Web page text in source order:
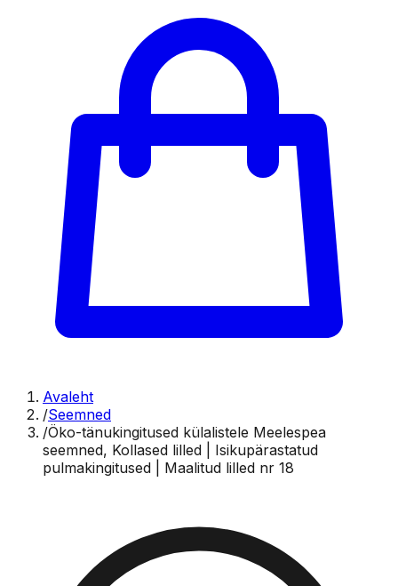
Avaleht
/Seemned
/Öko-tänukingitused külalistele Meelespea
seemned, Kollased lilled | Isikupärastatud
pulmakingitused | Maalitud lilled nr 18